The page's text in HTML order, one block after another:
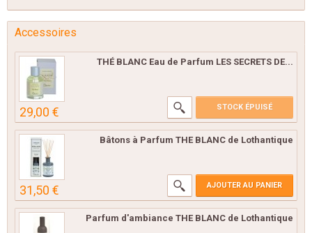
Accessoires
THÉ BLANC Eau de Parfum LES SECRETS DE...
29,00 € STOCK ÉPUISÉ
Bâtons à Parfum THE BLANC de Lothantique
31,50 € AJOUTER AU PANIER
Parfum d'ambiance THE BLANC de Lothantique